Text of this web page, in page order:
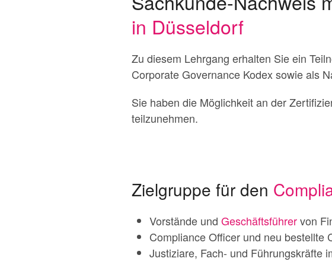
in Düsseldorf
Zu diesem Lehrgang erhalten Sie ein
Corporate Governance Kodex sowie als
Sie haben die Möglichkeit an der
teilzunehmen.
Zielgruppe für den
Vorstände und Geschäftsführervon
Compliance Officer und neu bestellte
Justiziare, Fach- und Führungskräfte